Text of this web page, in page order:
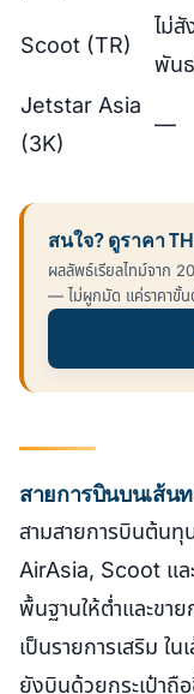
Scoot (TR)
ไม่สั
พัน
Jetstar Asia
(3K)
—
สนใจ? ดูราคา
ผลลัพธ์เรียลไทม์จาก
— ไม่ผูกมัด แค่ราคาขั้น
สายการบินบนเส้น
สามสายการบินต้นทุ
AirAsia, Scoot แ
พื้นฐานให้ต่ำและขาย
เป็นรายการเสริม ใ
ยังบินด้วยกระเป๋าถื